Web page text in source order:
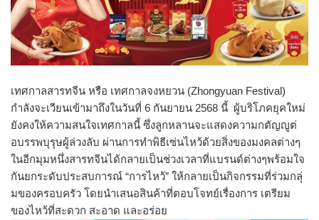
เทศกาลสารทจีน หรือ เทศกาลจงหยวน (Zhongyuan Festival)
กำลังจะเวียนเข้ามาถึงในวันที่ 6 กันยายน 2568 นี้ ผู้บริโภคยุคใหม่
ยังคงให้ความสนใจเทศกาลนี้ ซึ่งลูกหลานจะแสดงความกตัญญูต่
อบรรพบุรุษผู้ล่วงลับ ผ่านการทำพิธีเซ่นไหว้ด้วยสิ่งของมงคลต่างๆ
ในอีกมุมหนึ่งสารทจีนได้กลายเป็นช่วงเวลาที่แบรนด์ต่างๆพร้อมใจ
กันยกระดับประสบการณ์ “การไหว้” ให้กลายเป็นกิจกรรมที่ร่วมกลุ่
มของครอบครัว โดยนำเสนอสินค้าที่ตอบโจทย์เรื่องการ เตรียม
ของไหว้ที่สะดวก สะอาด และอร่อย